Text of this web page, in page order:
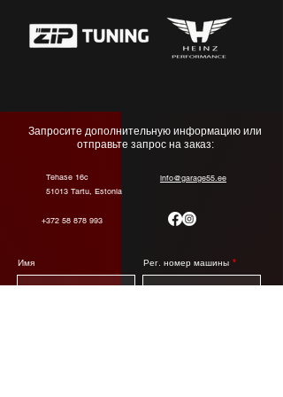
Запросите дополнительную информацию или
отправьте запрос на заказ:
Tehase 16c
51013 Tartu, Estonia
info@garage55.ee
+372 58 878 993
Имя Рег. номер машины